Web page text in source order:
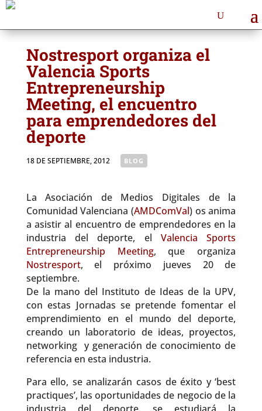
Nostresport organiza el
Valencia Sports
Entrepreneurship
Meeting, el encuentro
para emprendedores del
deporte
18 DE SEPTIEMBRE, 2012| BLOG
La Asociación de Medios Digitales de la
Comunidad Valenciana (AMDComVal) os anima
a asistir al encuentro de emprendedores en la
industria del deporte, el Valencia Sports
Entrepreneurship Meeting, que organiza
Nostresport, el próximo jueves 20 de
septiembre.
De la mano del Instituto de Ideas de la UPV,
con estas Jornadas se pretende fomentar el
emprendimiento en el mundo del deporte,
creando un laboratorio de ideas, proyectos,
networking y generación de conocimiento de
referencia en esta industria.
Para ello, se analizarán casos de éxito y ‘best
practiques’, las oportunidades de negocio de la